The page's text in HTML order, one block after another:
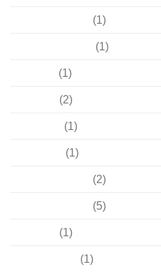
(1)
(1)
(1)
(2)
(1)
(1)
(2)
(5)
(1)
(1)